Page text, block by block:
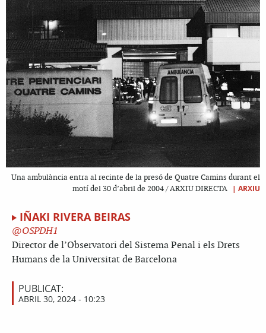
Una ambulància entra al recinte de la presó de Quatre Camins durant el
motí del 30 d’abril de 2004 / ARXIU DIRECTA
| ARXIU
IÑAKI RIVERA BEIRAS
OSPDH1
Director de l’Observatori del Sistema Penal i els Drets
Humans de la Universitat de Barcelona
PUBLICAT:
ABRIL 30, 2024 - 10:23